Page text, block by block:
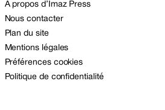
A propos d’Imaz Press
Nous contacter
Plan du site
Mentions légales
Préférences cookies
Politique de confidentialité